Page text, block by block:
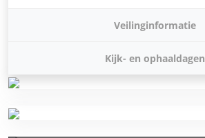
Veilinginformatie
Kijk- en ophaaldagen